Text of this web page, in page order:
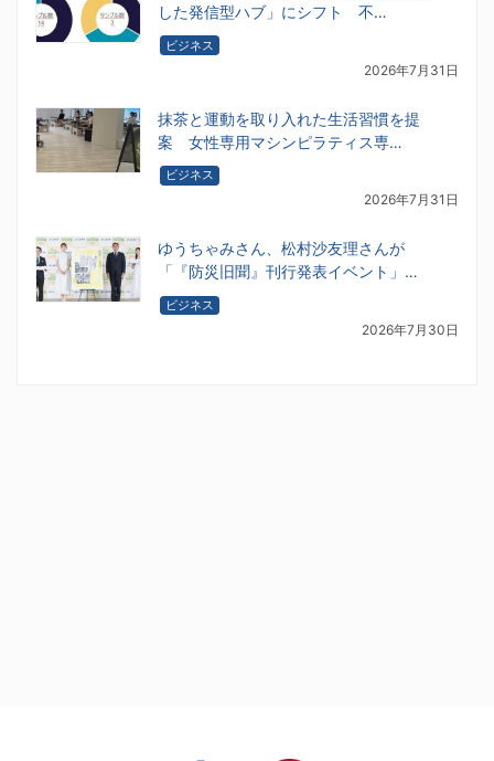
した発信型ハブ」にシフト 不…
ビジネス
2026年7月31日
抹茶と運動を取り入れた生活習慣を提
案 女性専用マシンピラティス専…
ビジネス
2026年7月31日
ゆうちゃみさん、松村沙友理さんが
「『防災旧聞』刊行発表イベント」…
ビジネス
2026年7月30日